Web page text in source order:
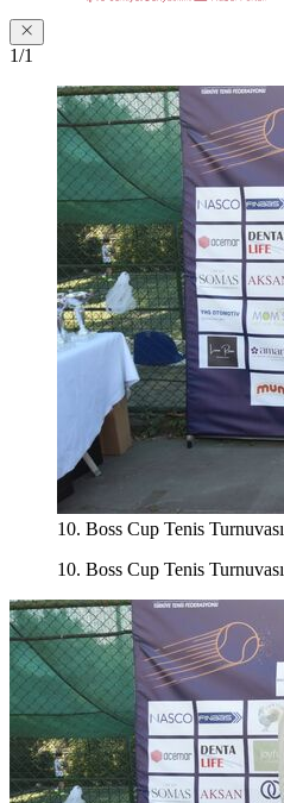
1/1
10. Boss Cup Tenis Turnuvası
10. Boss Cup Tenis Turnuvası